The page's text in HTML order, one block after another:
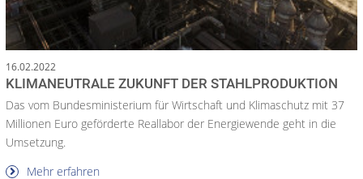
16.02.2022
KLIMANEUTRALE ZUKUNFT DER STAHLPRODUKTION
Das vom Bundesministerium für Wirtschaft und Klimaschutz mit 37
Millionen Euro geförderte Reallabor der Energiewende geht in die
Umsetzung.
Mehr erfahren